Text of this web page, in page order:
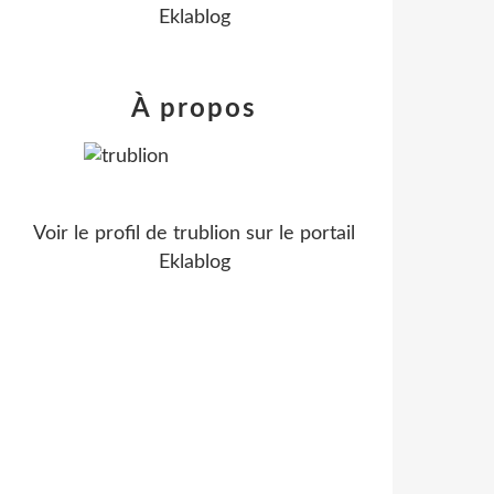
Eklablog
À propos
Voir le profil de trublion sur le portail
Eklablog